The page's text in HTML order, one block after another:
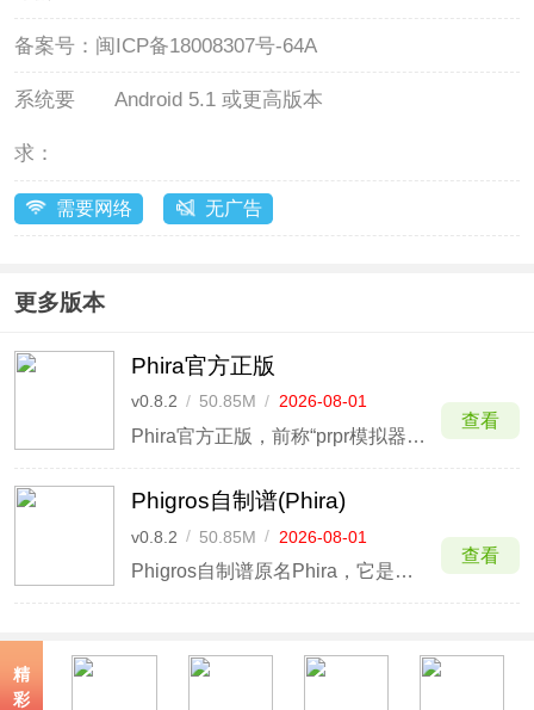
备案号： 闽ICP备18008307号-64A
系统要
求：
Android 5.1 或更高版本
需要网络 无广告
更多版本
Phira官方正版
v0.8.2 / 50.85M / 2026-08-01
Phira官方正版，前称“prpr模拟器”，这是MivikQ基于Phigros制作的一款非商业性质的社区音乐手游。该游戏将音乐与游戏完美融合，为玩家呈现出一场身临其境的视听盛宴。
查看
Phigros自制谱(Phira)
v0.8.2 / 50.85M / 2026-08-01
Phigros自制谱原名Phira，它是大神玩家MivikQ自制的一款非商业音乐游戏，由于其内拥有海量玩家和B站大神自制的谱子，并且所有的曲目都由制作者授权发布，可供玩家自行选择体验，所以深受大家的喜爱！
查看
精
彩